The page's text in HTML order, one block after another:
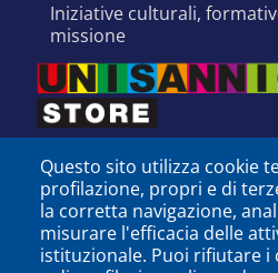
iniziative culturali, formative e di terza
missione
Questo sito utilizza cookie
profilazione, propri e di
la corretta navigazione,
misurare l'efficacia delle
istituzionale. Puoi rifiutare i